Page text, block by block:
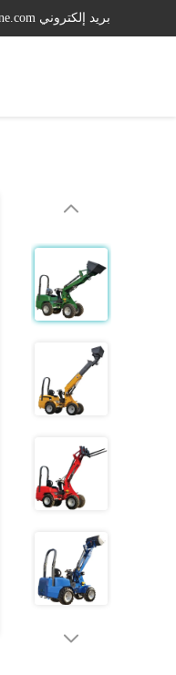
بريد إلكتروني website@sdchinamachine.com